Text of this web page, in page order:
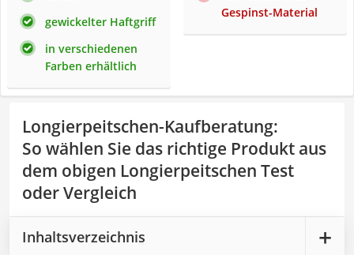
gewickelter Haftgriff
in verschiedenen
Farben erhältlich
Gespinst-Material
Longierpeitschen-Kaufberatung:
So wählen Sie das richtige Produkt aus
dem obigen Longierpeitschen Test
oder Vergleich
Inhaltsverzeichnis